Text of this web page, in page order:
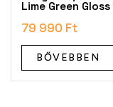
Lime Green Gloss
79 990 Ft
BŐVEBBEN